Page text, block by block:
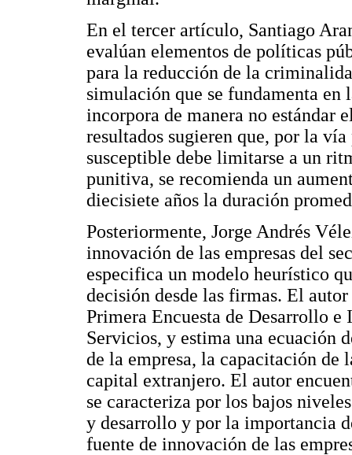
En el tercer artículo, Santiago
evalúan elementos de políticas
para la reducción de la
simulación que se fundamenta
incorpora de manera no estándar
resultados sugieren que, por la
susceptible debe limitarse a un
punitiva, se recomienda un
diecisiete años la duración
Posteriormente, Jorge Andrés
innovación de las empresas del
especifica un modelo heurístico
decisión desde las firmas. El
Primera Encuesta de Desarrollo
Servicios, y estima una ecuación
de la empresa, la capacitación
capital extranjero. El autor
se caracteriza por los bajos
y desarrollo y por la importancia
fuente de innovación de las